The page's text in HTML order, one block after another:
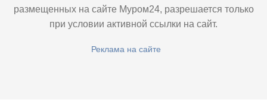
размещенных на сайте Муром24, разрешается только
при условии активной ссылки на сайт.
Реклама на сайте